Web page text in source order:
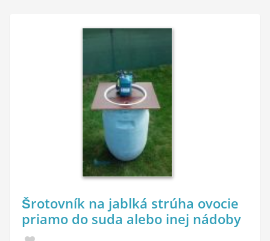
Šrotovník na jablká strúha ovocie
priamo do suda alebo inej nádoby